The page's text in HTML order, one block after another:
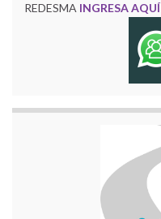
REDESMA INGRESA AQUÍ